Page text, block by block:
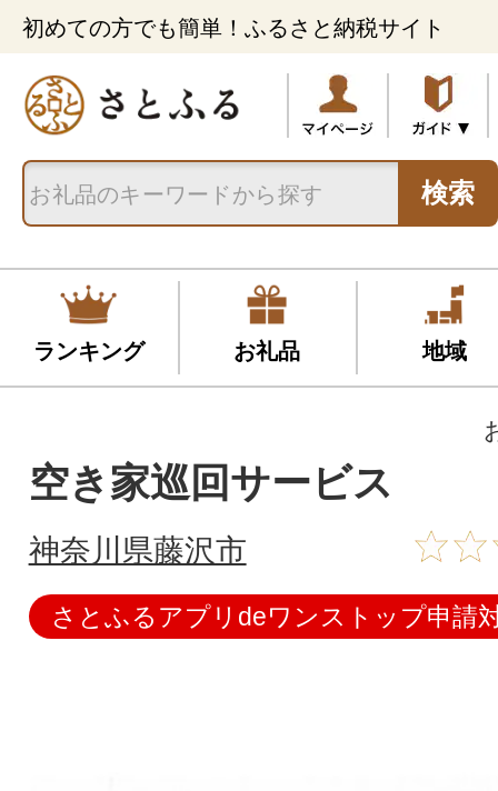
初めての方でも簡単！ふるさと納税サイト
検索
ランキング お礼品 地域
空き家巡回サービス
神奈川県藤沢市
さとふるアプリdeワンストップ申請